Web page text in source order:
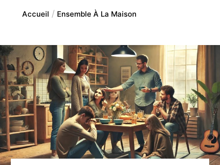
Accueil Ensemble À La Maison